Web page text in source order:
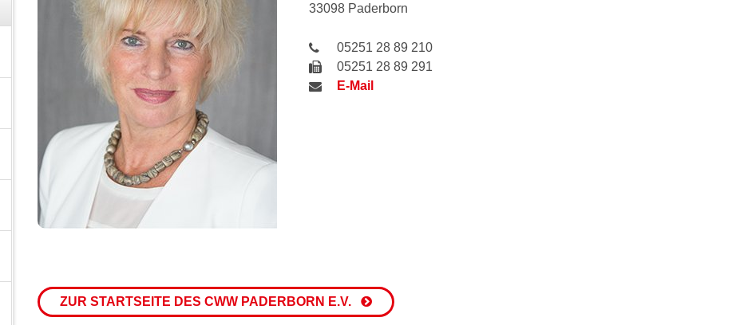
33098 Paderborn
05251 28 89 210
05251 28 89 291
E-Mail
ZUR STARTSEITE DES CWW PADERBORN E.V.